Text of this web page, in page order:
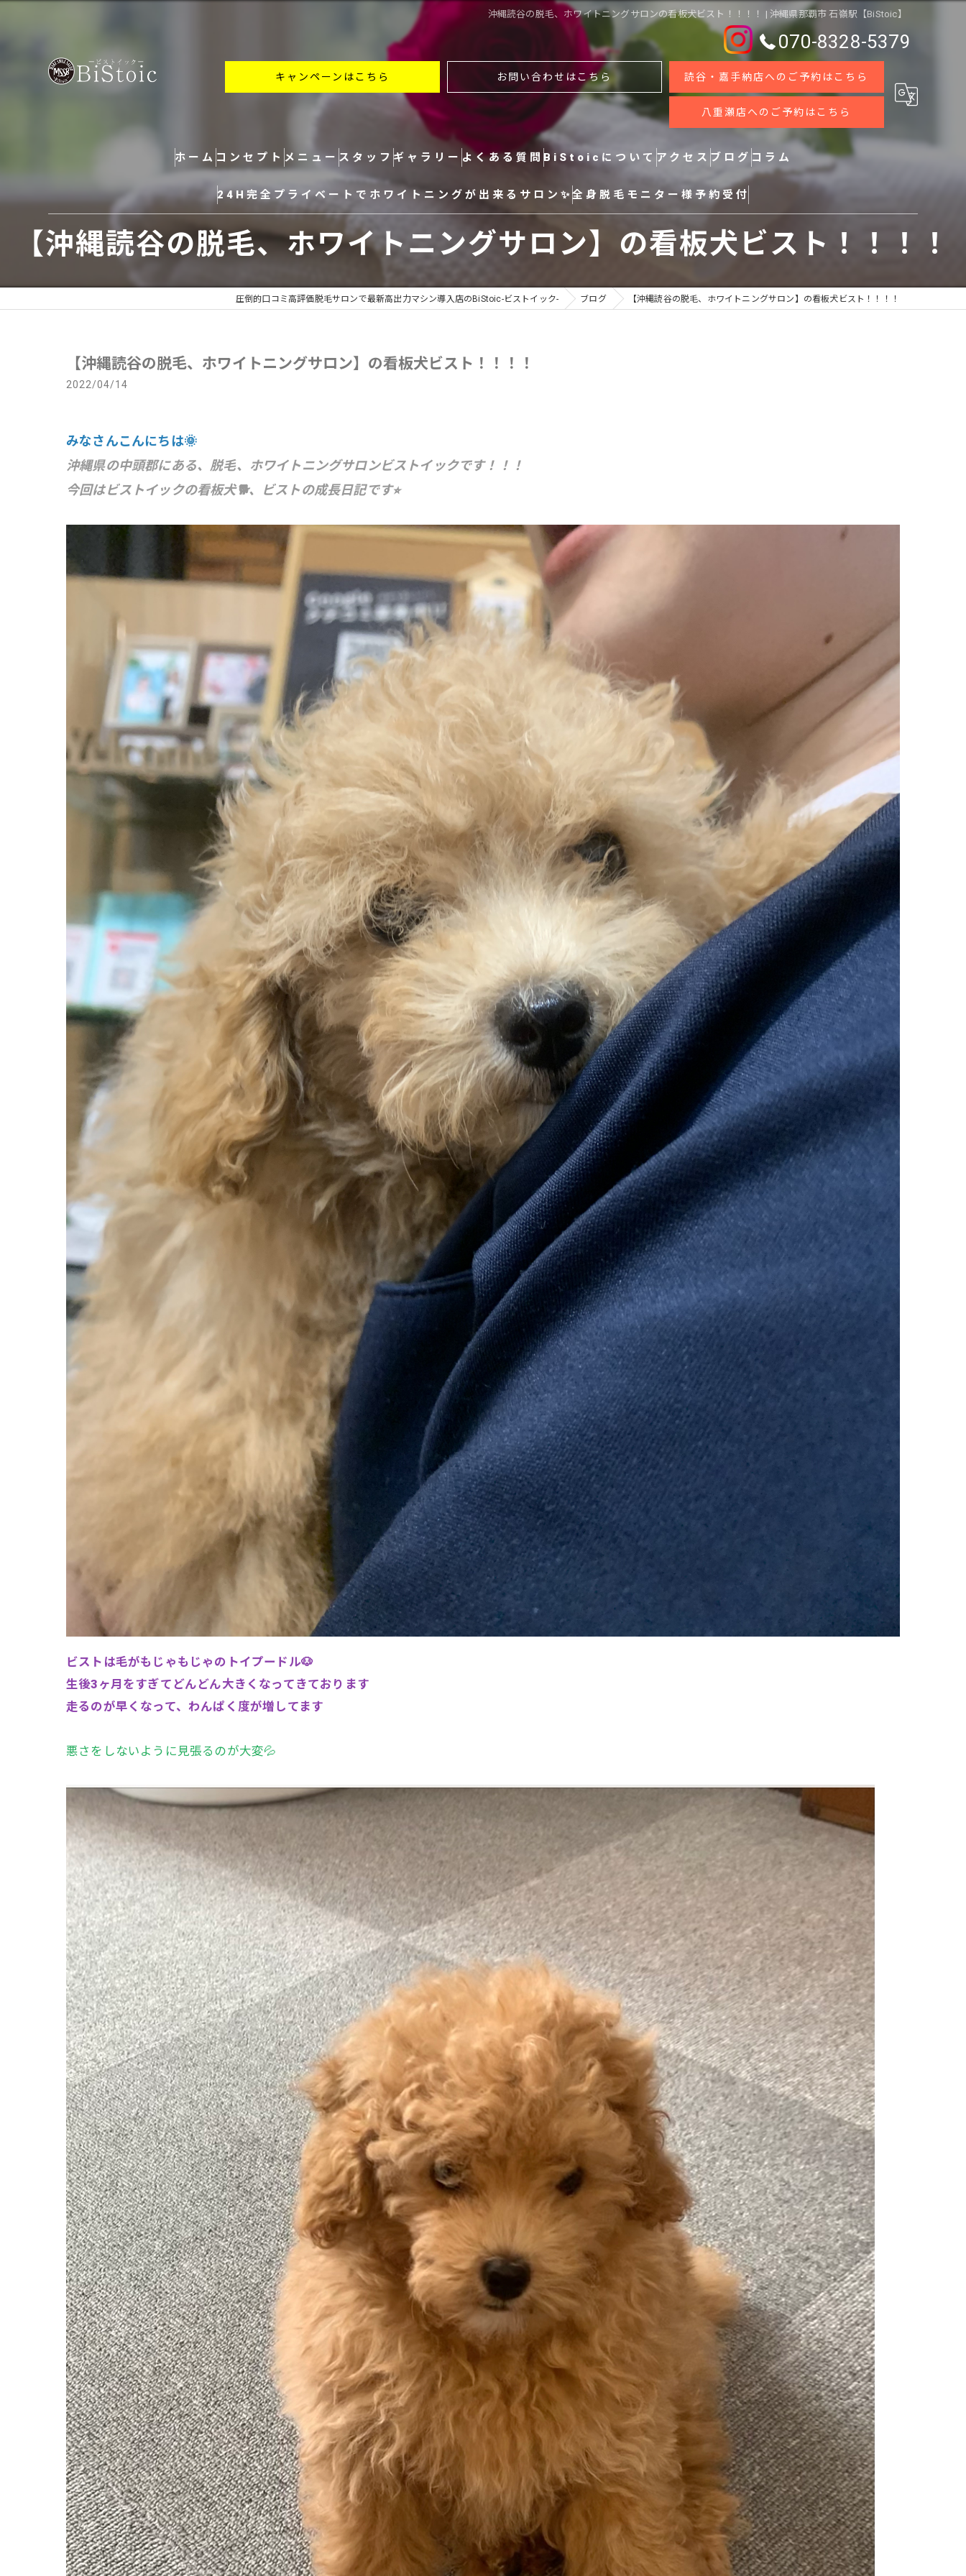
沖縄読谷の脱毛、ホワイトニングサロンの看板犬ビスト！！！！ | 沖縄県那覇市 石嶺駅【BiStoic】
070-8328-5379
キャンペーンはこちら お問い合わせはこちら 読谷・嘉手納店へのご予約はこちら
八重瀬店へのご予約はこちら
ホーム コンセプト メニュー スタッフ ギャラリー よくある質問 BiStoicについて
全身
ヒゲ
顔
アクセス ブログ コラム
24H完全プライベートでホワイトニングが出来るサロン✨全身脱毛モニター様予約受付
【沖縄読谷の脱毛、ホワイトニングサロン】の看板犬ビスト！！！！
圧倒的口コミ高評価脱毛サロンで最新高出力マシン導入店のBiStoic-ビストイック- ブログ 【沖縄読谷の脱毛、ホワイトニングサロン】の看板犬ビスト！！！！
【沖縄読谷の脱毛、ホワイトニングサロン】の看板犬ビスト！！！！
2022/04/14
みなさんこんにちは🌞
沖縄県の中頭郡にある、脱毛、ホワイトニングサロンビストイックです！！！
今回はビストイックの看板犬🐕、ビストの成長日記です⭐︎
ビストは毛がもじゃもじゃのトイプードル🐶
生後3ヶ月をすぎてどんどん大きくなってきております
走るのが早くなって、わんぱく度が増してます
悪さをしないように見張るのが大変💦